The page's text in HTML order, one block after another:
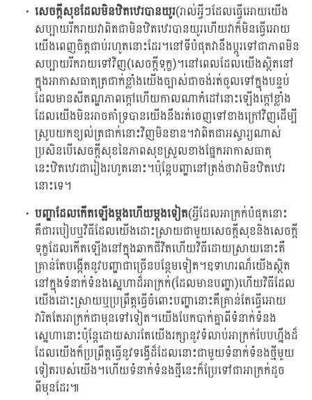
សេចក្តីសុខដែលមិនឋិតឋេរបានយូរ(រាល់អ្វីៗដែលធ្វើអោយយើង
សប្បាយរីករាយវាពិតជាមិនឋិតឋេរបានយូរហើយវាក៏មិនធ្វើអោយ
យើងពេញចិត្តជាប់រហូតនោះដែរ។នៅទីបំផុតវានឹងប្តូរទៅជាភាពមិន
សប្បាយរីករាយទៅវិញ(សេចក្តីទុក្ខ)។នៅពេលដែលយើងស្ថិតនៅ
ក្នុងអាកាសធាតុត្រជាក់ខ្លាំងយើងច្បាស់ជាចង់រត់ចូលទៅក្នុងបន្ទប់
ដែលមានសីតណ្ហភាពក្តៅហើយកាលណាកំដៅនោះឡើងក្តៅខ្លាំង
ដែលយើងមិនអាចគាំទ្របានយើងនឹងរត់ចេញទៅខាងក្រៅវិញដើម្បី
ស្រូបយកខ្យល់ត្រជាក់នោះវិញមិនខាន។វាពិតជាអស្ចារ្យណាស់
ប្រសិនបើសេចក្តីសុខនៃភាពសុខស្រួលខាងផ្នែកអាកាសធាតុ
នេះឋិតឋេរជារៀងរហូតនោះ។ប៉ុន្តែបញ្ហានៅត្រង់ថាវាមិនឋិតឋេរ
នោះទេ។
បញ្ហាដែលកើតឡើងម្តងហើយម្តងទៀត(អ្វីដែលអាក្រក់បំផុតនោះ
គឺជារបៀបឬវិធីដែលយើងដោះស្រាយជាមួយសេចក្តីសុខនិងសេចក្តី
ទុក្ខដែលកើតឡើងនៅក្នុងឆាកជីវិតហើយវិធីដោយស្រាយនោះគឺ
គ្រាន់តែបង្កើតនូវបញ្ហាជាច្រើនបន្ថែមទៀត។ឧទាហរណ៏យើងស្ថិត
នៅក្នុងទំនាក់ទំនងស្នេហាដ៏អាក្រក់(ដែលមានបញ្ហា)ហើយវិធីដែល
យើងដោះស្រាយឬប្រព្រឹត្តធ្វើចំពោះបញ្ហានោះគឺគ្រាន់តែធ្វើអោយ
វារិតតែអាក្រក់ជាមុនទៅទៀត។យើងបែកបាក់គ្នាពីទំនាក់ទំនង
ស្នេហានោះប៉ុន្តែដោយសារតែយើងរក្សានូវទំលាប់អាក្រក់បែបហ្នឹងដ៏
ដែលយើងក៏ប្រព្រឹត្តធ្វើនូវទង្វើដ៏ដែលនោះជាមួយទំនាក់ទំនងថ្មីមួយ
ទៀតរបស់យើង។ហើយទំនាក់ទំនងថ្មីនេះក៏ប្រែទៅជាអាក្រក់ដូច
ពីមុនដែរ៕